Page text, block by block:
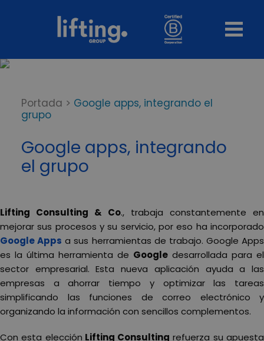
Portada > Google apps, integrando el
grupo
Google apps, integrando
el grupo
Lifting Consulting & Co., trabaja constantemente en
mejorar sus procesos y su servicio, por eso ha incorporado
Google Apps a sus herramientas de trabajo. Google Apps
es la última herramienta de Google desarrollada para el
sector empresarial. Esta nueva aplicación ayuda a las
empresas a ahorrar tiempo y optimizar las tareas
simplificando las funciones de correo electrónico y
organizando la información con sencillos complementos.
Con esta elección Lifting Consulting refuerza su apuesta